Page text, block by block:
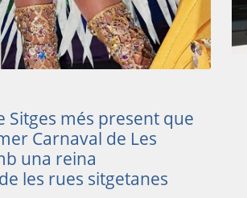
Sitges més present que
Carnaval de Les
una reina
les rues sitgetanes